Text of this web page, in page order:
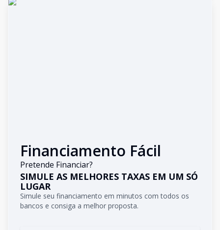
Financiamento Fácil
Pretende Financiar?
SIMULE AS MELHORES TAXAS EM UM SÓ
LUGAR
Simule seu financiamento em minutos com todos os
bancos e consiga a melhor proposta.